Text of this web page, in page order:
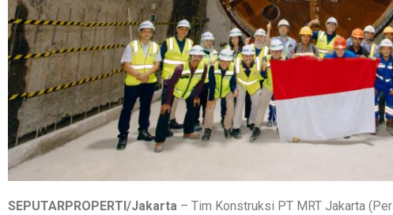
SEPUTARPROPERTI/Jakarta – Tim Konstruksi PT MRT Jakarta